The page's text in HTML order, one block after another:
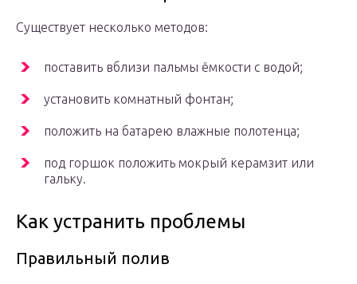
Существует несколько методов:
поставить вблизи пальмы ёмкости с водой;
установить комнатный фонтан;
положить на батарею влажные полотенца;
под горшок положить мокрый керамзит или
гальку.
Как устранить проблемы
Правильный полив